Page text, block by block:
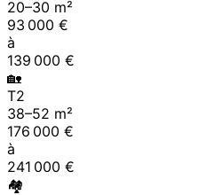
20–30 m²
93 000 €
à
139 000 €
🏡
T2
38–52 m²
176 000 €
à
241 000 €
🏘